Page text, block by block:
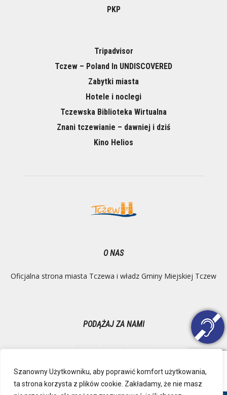
Szanowny Użytkowniku, aby poprawić komfort użytkowania,
ta strona korzysta z plików cookie. Zakładamy, że nie masz
PKP
Tripadvisor
Tczew – Poland In UNDISCOVERED
Zabytki miasta
Hotele i noclegi
Tczewska Biblioteka Wirtualna
Znani tczewianie – dawniej i dziś
Kino Helios
O NAS
Oficjalna strona miasta Tczewa i władz Gminy Miejskiej Tczew
PODĄŻAJ ZA NAMI
Ochrona danych osobowych Inspektor Danych Osobowych